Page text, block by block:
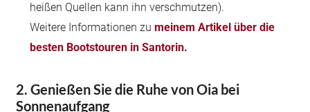
heißen Quellen kann ihn verschmutzen).
Weitere Informationen zumeinem Artikel über die
besten Bootstouren in Santorin.
2. Genießen Sie die Ruhe von Oia bei
Sonnenaufgang